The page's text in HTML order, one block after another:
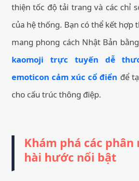
thiện tốc độ tải trang và các chỉ
của hệ thống. Bạn có thể kết hợp
mang phong cách Nhật Bản
kaomoji trực tuyến dễ
emoticon cảm xúc cổ điển để
cho cấu trúc thông điệp.
Khám phá các
hài hước nổi bật